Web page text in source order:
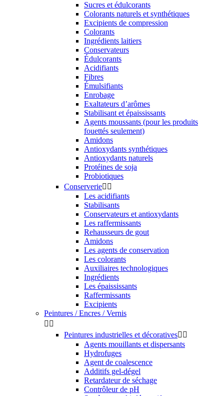
Sucres et édulcorants
Colorants naturels et synthétiques
Excipients de compression
Colorants
Ingrédients laitiers
Conservateurs
Édulcorants
Acidifiants
Fibres
Émulsifiants
Enrobage
Exaltateurs d’arômes
Stabilisant et épaississants
Agents moussants (pour les produits
fouettés seulement)
Amidons
Antioxydants synthétiques
Antioxydants naturels
Protéines de soja
Probiotiques
Conserverie 
Les acidifiants
Stabilisants
Conservateurs et antioxydants
Les raffermissants
Rehausseurs de gout
Amidons
Les agents de conservation
Les colorants
Auxiliaires technologiques
Ingrédients
Les épaississants
Raffermissants
Excipients
Peintures / Encres / Vernis
 
Peintures industrielles et décoratives 
Agents mouillants et dispersants
Hydrofuges
Agent de coalescence
Additifs gel-dégel
Retardateur de séchage
Contrôleur de pH